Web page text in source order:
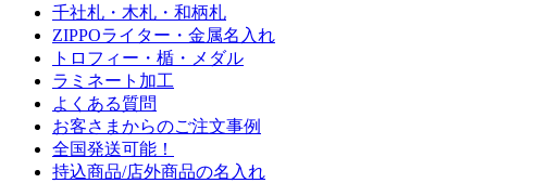
千社札・木札・和柄札
ZIPPOライター・金属名入れ
トロフィー・楯・メダル
ラミネート加工
よくある質問
お客さまからのご注文事例
全国発送可能！
持込商品/店外商品の名入れ